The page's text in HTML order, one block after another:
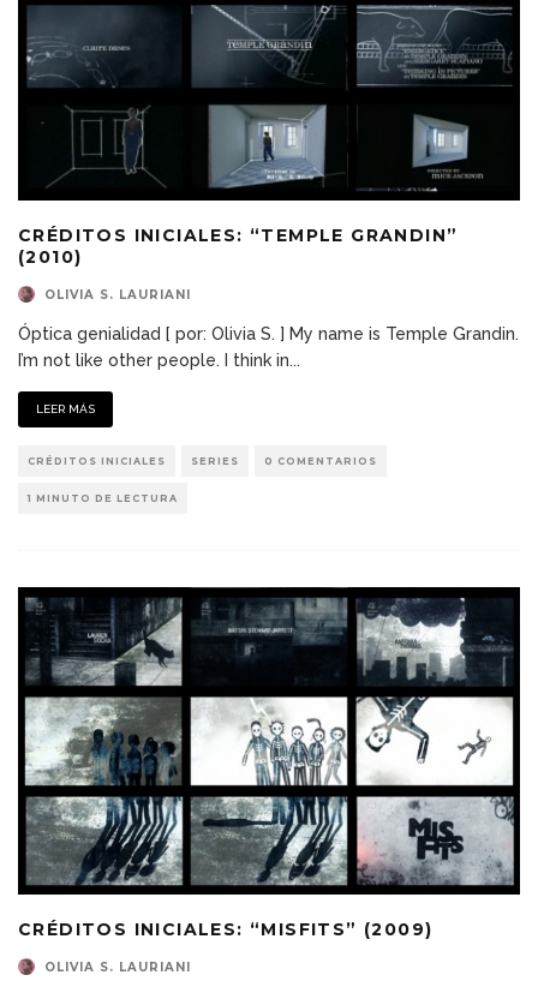
CRÉDITOS INICIALES: “TEMPLE GRANDIN”
(2010)
OLIVIA S. LAURIANI
Óptica genialidad [ por: Olivia S. ] My name is Temple Grandin.
I’m not like other people. I think in...
LEER MÁS
CRÉDITOS INICIALES SERIES 0 COMENTARIOS
1 MINUTO DE LECTURA
CRÉDITOS INICIALES: “MISFITS” (2009)
OLIVIA S. LAURIANI